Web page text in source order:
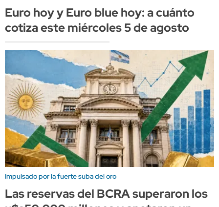
Euro hoy y Euro blue hoy: a cuánto
cotiza este miércoles 5 de agosto
Impulsado por la fuerte suba del oro
Las reservas del BCRA superaron los